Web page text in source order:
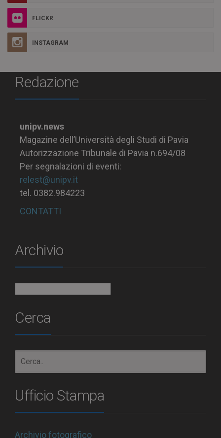
FLICKR
INSTAGRAM
Redazione
unipv.news
Magazine dell’Università degli Studi di Pavia
Autorizzazione Tribunale di Pavia n.694/08
Per segnalazioni di eventi:
relest@unipv.it
tel. 0382.984223
CONTATTI
Archivio
Cerca
Ufficio Stampa
Archivio fotografico